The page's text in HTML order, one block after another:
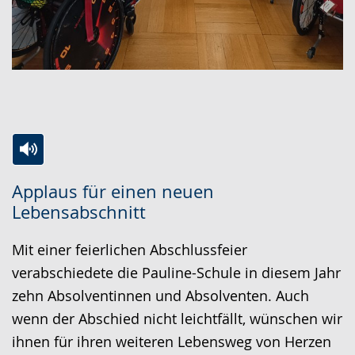
Applaus für einen neuen
Lebensabschnitt
Leichten
Sprache
wechseln.
Audio-
Unterstützung.
Video
in
Deutscher
Gebärdensprache
wird
angezeigt.
Mit einer feierlichen Abschlussfeier
verabschiedete die Pauline-Schule in diesem Jahr
zehn Absolventinnen und Absolventen. Auch
wenn der Abschied nicht leichtfällt, wünschen wir
ihnen für ihren weiteren Lebensweg von Herzen